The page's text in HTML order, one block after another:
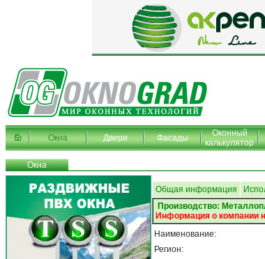
Окна Двери Фасады
Оконный
калькулятор
Окна
Общая информация
Производство:
Информация о компании
Наименование:
Регион: